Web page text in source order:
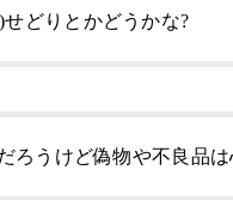
せどりとかどうかな?
ろうけど偽物や不良品